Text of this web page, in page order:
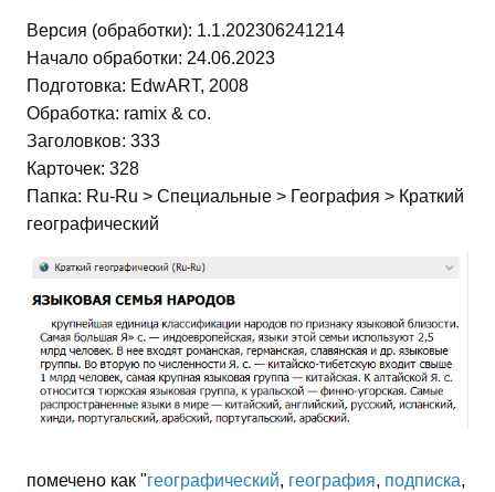
Версия (обработки): 1.1.202306241214
Начало обработки: 24.06.2023
Подготовка: EdwART, 2008
Обработка: ramix & co.
Заголовков: 333
Карточек: 328
Папка: Ru-Ru > Специальные > География > Краткий
географический
помечено как "географический, география, подписка,